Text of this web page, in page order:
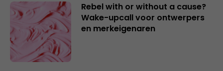
Rebel with or without a cause?
Wake-upcall voor ontwerpers
en merkeigenaren